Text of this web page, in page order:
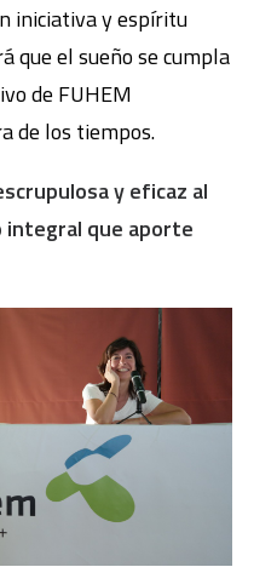
iniciativa y espíritu
que el sueño se cumpla
de FUHEM
de los tiempos.
y eficaz al
integral que aporte